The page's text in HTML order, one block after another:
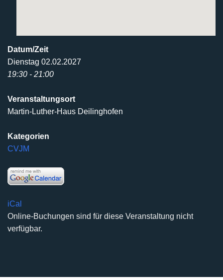
Datum/Zeit
Dienstag 02.02.2027
19:30 - 21:00
Veranstaltungsort
Martin-Luther-Haus Deilinghofen
Kategorien
CVJM
iCal
Online-Buchungen sind für diese Veranstaltung nicht
verfügbar.